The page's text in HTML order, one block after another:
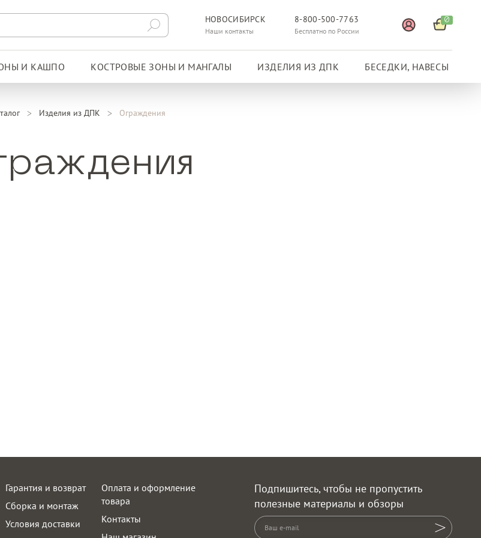
НОВОСИБИРСК
Наши контакты
8-800-500-7763
Бесплатно по России
0
И КАШПО КОСТРОВЫЕ ЗОНЫ И МАНГАЛЫ ИЗДЕЛИЯ ИЗ ДПК БЕСЕДКИ, НАВЕСЫ
Изделия из ДПК Ограждения
Гарантия и возврат
Сборка и монтаж
Условия доставки
Оплата и оформление
товара
Контакты
Подпишитесь, чтобы не пропустить
полезные материалы и обзоры